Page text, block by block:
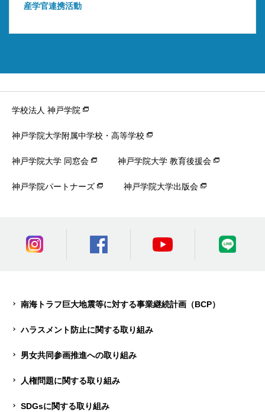
産学官連携活動
学校法人 神戸学院
神戸学院大学附属中学校・高等学校
神戸学院大学 同窓会 神戸学院大学 教育後援会
神戸学院パートナーズ 神戸学院大学出版会
南海トラフ巨大地震等に対する事業継続計画（BCP）
ハラスメント防止に関する取り組み
男女共同参画推進への取り組み
人権問題に関する取り組み
SDGsに関する取り組み